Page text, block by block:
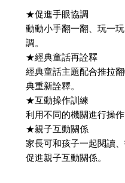
★促進手眼協調
動動小手翻一翻、玩一
調。
★經典童話再詮釋
經典童話主題配合推拉
典重新詮釋。
★互動操作訓練
利用不同的機關進行操
★親子互動關係
家長可和孩子一起閱讀
促進親子互動關係。